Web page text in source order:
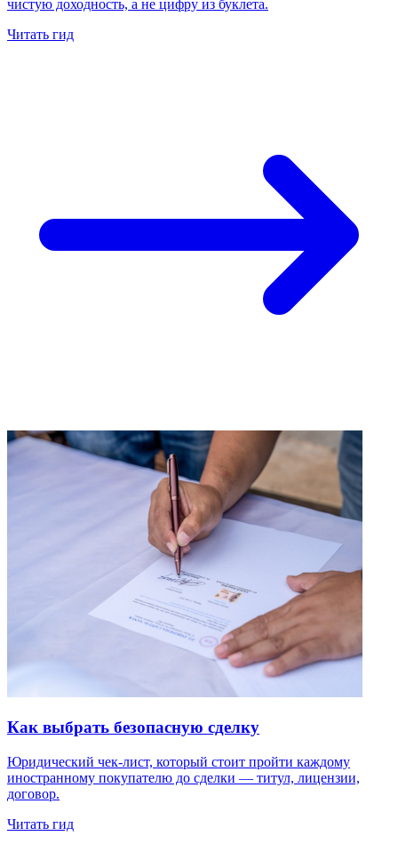
чистую доходность, а не цифру из буклета.
Читать гид
Как выбрать безопасную сделку
Юридический чек-лист, который стоит пройти каждому
иностранному покупателю до сделки — титул, лицензии,
договор.
Читать гид